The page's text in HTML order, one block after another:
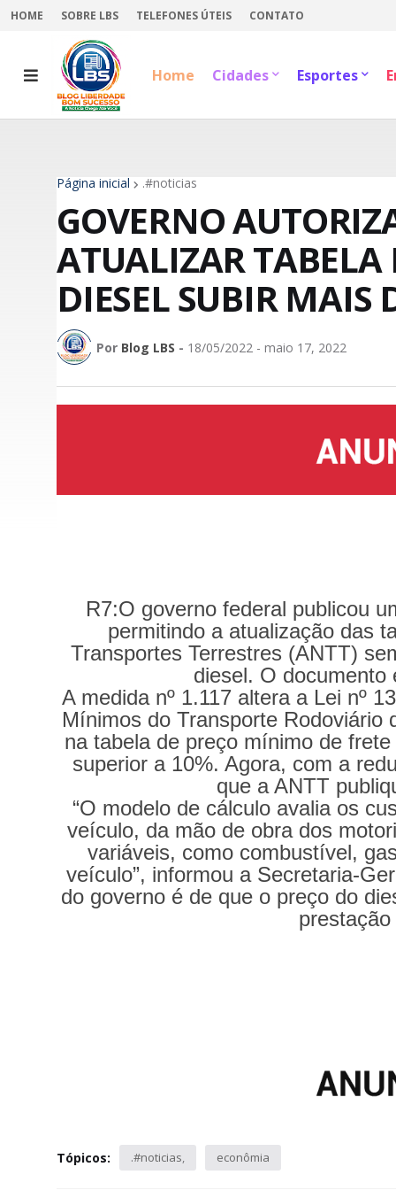
HOME SOBRE LBS TELEFONES ÚTEIS CONTATO
Home Cidades Esportes
Página inicial .#noticias
GOVERNO
ATUALIZAR TABELA
DIESEL SUBIR MAIS
Por Blog LBS - 18/05/2022 - maio 17, 2022
R7:O governo federal publicou
permitindo a atualização das
Transportes Terrestres (ANTT)
diesel. O documento
A medida nº 1.117 altera a Lei nº
Mínimos do Transporte Rodoviário
na tabela de preço mínimo de
superior a 10%. Agora, com a
que a ANTT
“O modelo de cálculo avalia os
veículo, da mão de obra dos
variáveis, como combustível,
veículo”, informou a Secretaria-
do governo é de que o preço do
Tópicos: .#noticias econômia